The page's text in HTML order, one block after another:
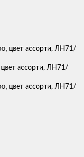
ассорти, ЛН71/